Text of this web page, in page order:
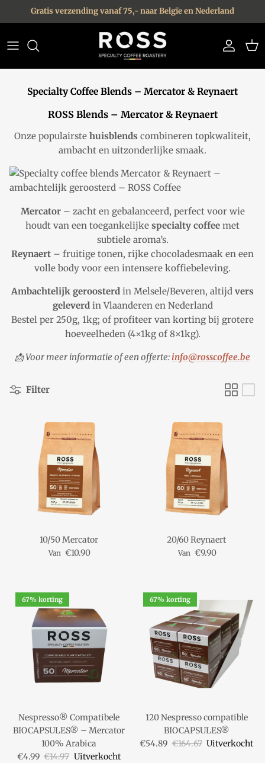
Ga naar inhoud
Gratis verzending vanaf 75,- naar Belgïe en Nederland
Account
Specialty Coffee Blends – Mercator & Reynaert
ROSS Blends – Mercator & Reynaert
Onze populairste huisblends combineren topkwaliteit,
ambacht en uitzonderlijke smaak.
Mercator– zacht en gebalanceerd, perfect voor wie
houdt van een toegankelijke specialty coffee met
subtiele aroma’s.
Reynaert – fruitige tonen, rijke chocoladesmaak en een
volle body voor een intensere koffiebeleving.
Ambachtelijk geroosterd in Melsele/Beveren, altijd vers
geleverdin Vlaanderen en Nederland
Bestel per 250g, 1kg; of profiteer van korting bij grotere
hoeveelheden (4×1kg of 8×1kg).
📩 Voor meer informatie of een offerte: info@rosscoffee.be
Filter
10/50 Mercator
Reguliere prijs
Van €10.90
20/60 Reynaert
Reguliere prijs
Van €9.90
67% korting
Nespresso® Compatibele
BIOCAPSULES® – Mercator
100% Arabica
Verkoopprijs
€4.99 Reguliere prijs
€14.97 Uitverkocht
67% korting
120 Nespresso compatible
BIOCAPSULES®
Verkoopprijs
€54.89 Reguliere prijs
€164.67 Uitverkocht
Sluiten
10% korting op je eerste bestelling ☕
schrijf je in voor onze nieuwsbrief en geniet
van10% korting op je eerste bestelling.
Een extra reden om je volgende kopje nóg meer te